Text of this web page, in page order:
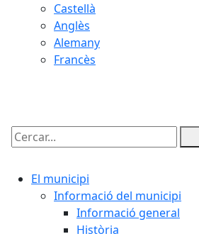
Castellà
Anglès
Alemany
Francès
Cercar:
El municipi
Informació del municipi
Informació general
Història